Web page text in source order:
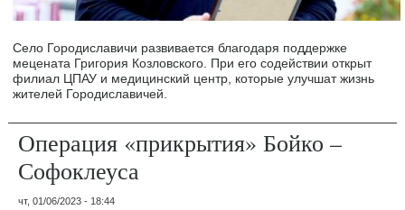
Село Городиславичи развивается благодаря поддержке
мецената Григория Козловского. При его содействии открыт
филиал ЦПАУ и медицинский центр, которые улучшат жизнь
жителей Городиславичей.
Операция «прикрытия» Бойко –
Софоклеуса
чт, 01/06/2023 - 18:44